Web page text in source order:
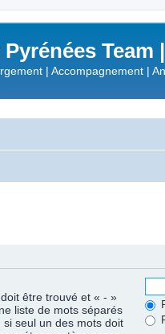
Team |
| Accompagnement |
être trouvé et « - »
liste de mots séparés
seul un des mots doit